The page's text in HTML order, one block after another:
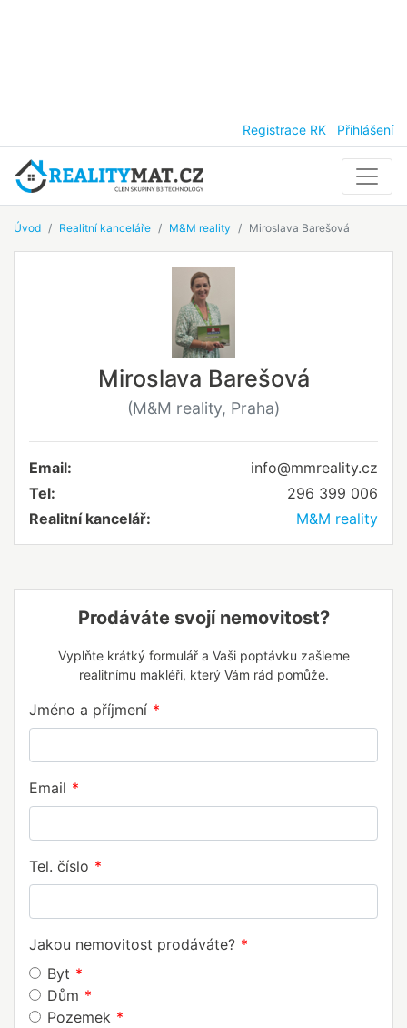
Registrace RK Přihlášení
Úvod Realitní kanceláře M&M reality Miroslava Barešová
Miroslava Barešová
(M&M reality, Praha)
Email:
info@mmreality.cz
Tel:
296 399 006
Realitní kancelář:
M&M reality
Prodáváte svojí nemovitost?
Vyplňte krátký formulář a Vaši poptávku zašleme
realitnímu makléři, který Vám rád pomůže.
Jméno a příjmení
Email
Tel. číslo
Jakou nemovitost prodáváte?
Byt
Dům
Pozemek